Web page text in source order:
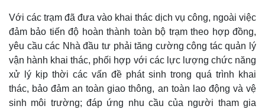
Với các trạm đã đưa vào khai thác dịch vụ công, ngoài việc
đảm bảo tiến độ hoàn thành toàn bộ trạm theo hợp đồng,
yêu cầu các Nhà đầu tư phải tăng cường công tác quản lý
vận hành khai thác, phối hợp với các lực lượng chức năng
xử lý kịp thời các vấn đề phát sinh trong quá trình khai
thác, bảo đảm an toàn giao thông, an toàn lao động và vệ
sinh môi trường; đáp ứng nhu cầu của người tham gia